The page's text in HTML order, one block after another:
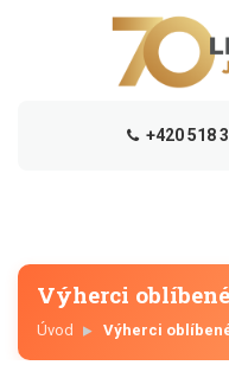
+420 518
Výherci
Úvod Výherci